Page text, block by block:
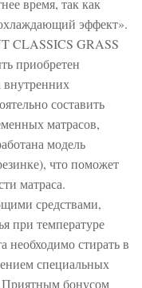
эффект».
CLASSICS GRASS
приобретен
внутренних
составить
матрасов,
модель
что поможет
матраса.
средствами,
при температуре
необходимо стирать в
специальных
бонусом